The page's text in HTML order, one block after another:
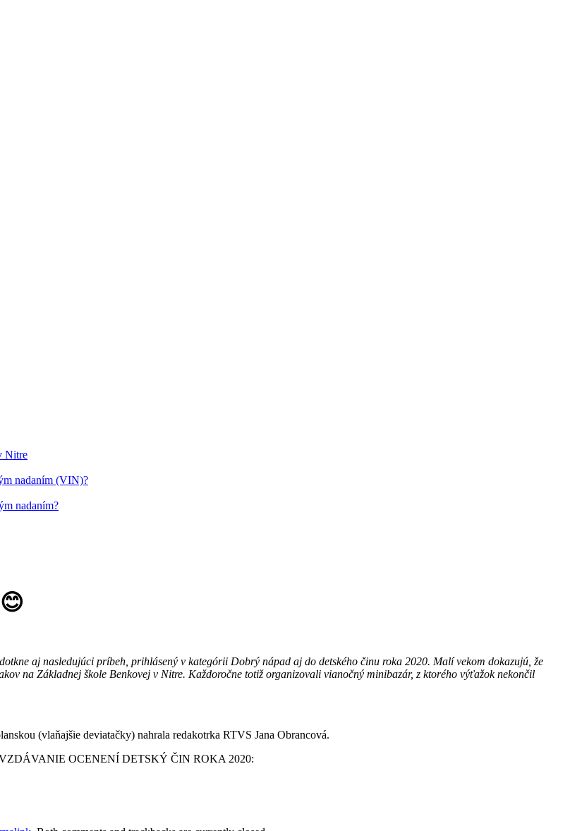
Nitre
nadaním (VIN)?
nadaním?
aj nasledujúci príbeh, prihlásený v kategórii Dobrý nápad aj do detského činu roka 2020. Malí vekom dokazujú, že
na Základnej škole Benkovej v Nitre. Každoročne totiž organizovali vianočný minibazár, z ktorého výťažok nekončil
(vlaňajšie deviatačky) nahrala redakotrka RTVS Jana Obrancová.
OCENENÍ DETSKÝ ČIN ROKA 2020: